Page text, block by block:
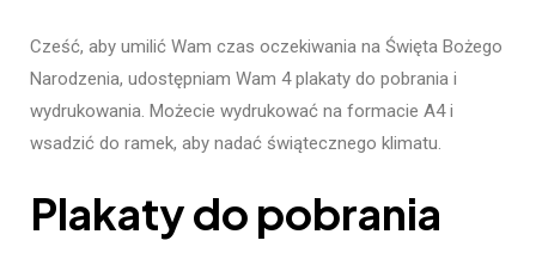
Cześć, aby umilić Wam czas oczekiwania na Święta Bożego
Narodzenia, udostępniam Wam 4 plakaty do pobrania i
wydrukowania. Możecie wydrukować na formacie A4 i
wsadzić do ramek, aby nadać świątecznego klimatu.
Plakaty do pobrania